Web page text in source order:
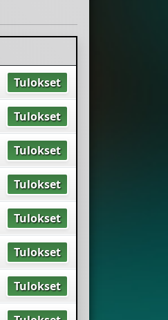
Tulokset
Tulokset
Tulokset
Tulokset
Tulokset
Tulokset
Tulokset